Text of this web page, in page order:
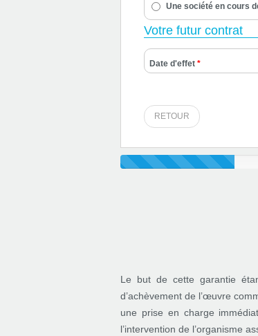
Une société en cours
Votre futur contrat
Date d'effet*
RETOUR
Le but de cette garantie
d’achèvement de l’œuvre
une prise en charge
l’intervention de l’organisme